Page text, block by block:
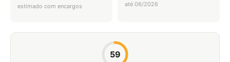
estimado com encargos até 06/2026
59